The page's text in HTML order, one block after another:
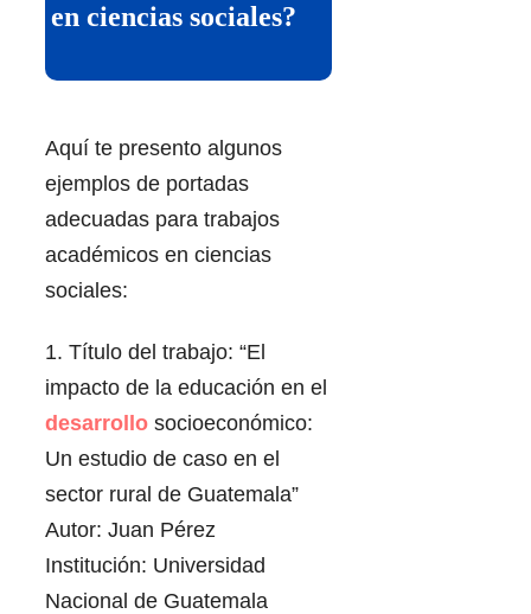
en ciencias sociales?
Aquí te presento algunos
ejemplos de portadas
adecuadas para trabajos
académicos en ciencias
sociales:
1. Título del trabajo: “El
impacto de la educación en el
desarrollo socioeconómico:
Un estudio de caso en el
sector rural de Guatemala”
Autor: Juan Pérez
Institución: Universidad
Nacional de Guatemala